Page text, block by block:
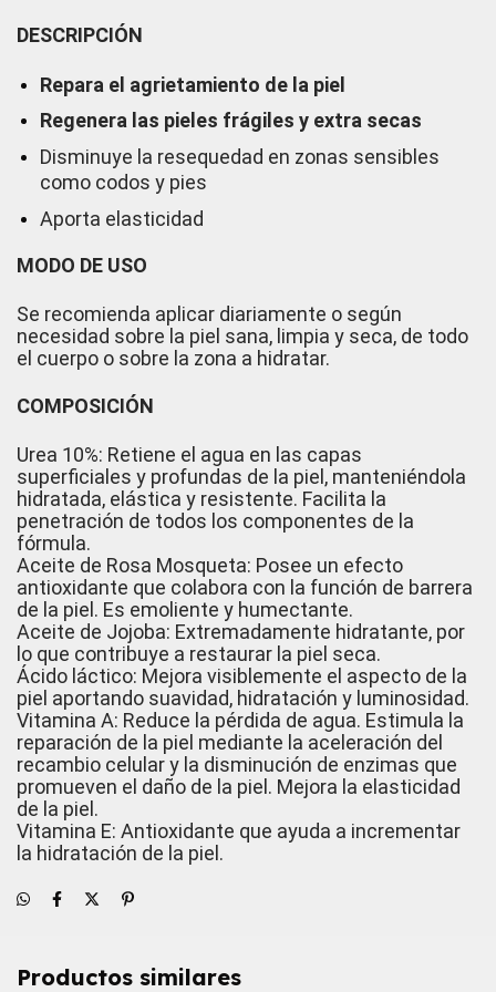
DESCRIPCIÓN
Repara el agrietamiento de la piel
Regenera las pieles frágiles y extra secas
Disminuye la resequedad en zonas sensibles
como codos y pies
Aporta elasticidad
MODO DE USO
Se recomienda aplicar diariamente o según
necesidad sobre la piel sana, limpia y seca, de todo
el cuerpo o sobre la zona a hidratar.
COMPOSICIÓN
Urea 10%: Retiene el agua en las capas
superficiales y profundas de la piel, manteniéndola
hidratada, elástica y resistente. Facilita la
penetración de todos los componentes de la
fórmula.
Aceite de Rosa Mosqueta: Posee un efecto
antioxidante que colabora con la función de barrera
de la piel. Es emoliente y humectante.
Aceite de Jojoba: Extremadamente hidratante, por
lo que contribuye a restaurar la piel seca.
Ácido láctico: Mejora visiblemente el aspecto de la
piel aportando suavidad, hidratación y luminosidad.
Vitamina A: Reduce la pérdida de agua. Estimula la
reparación de la piel mediante la aceleración del
recambio celular y la disminución de enzimas que
promueven el daño de la piel. Mejora la elasticidad
de la piel.
Vitamina E: Antioxidante que ayuda a incrementar
la hidratación de la piel.
Productos similares